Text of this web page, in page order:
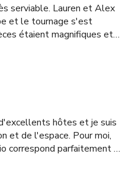
serviable. Lauren et Alex
et le tournage s'est
étaient magnifiques et
énergie merveilleuses, je
!
hôtes et je suis
et de l'espace. Pour moi,
correspond parfaitement à
à d'autres et je
dans quelques